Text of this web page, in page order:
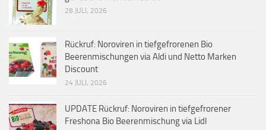
28 JULI, 2026
Rückruf: Noroviren in tiefgefrorenen Bio
Beerenmischungen via Aldi und Netto Marken
Discount
24 JULI, 2026
UPDATE Rückruf: Noroviren in tiefgefrorener
Freshona Bio Beerenmischung via Lidl